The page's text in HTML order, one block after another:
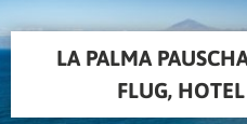
LA PALMA
FLUG,